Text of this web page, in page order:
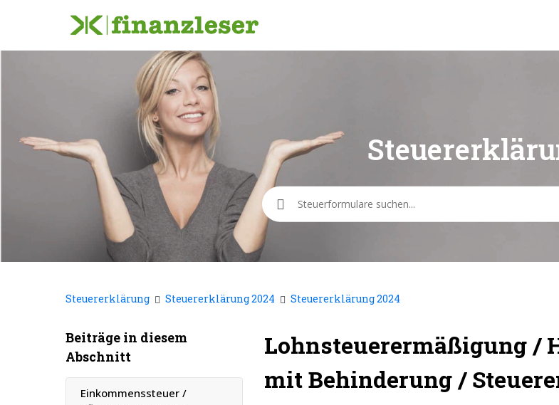
Suche
Steuererklärung Steuererklärung 2024 Steuererklärung 2024
Beiträge in diesem
Abschnitt
Einkommenssteuer /
Lohnsteuerermäßigung /
mit Behinderung /